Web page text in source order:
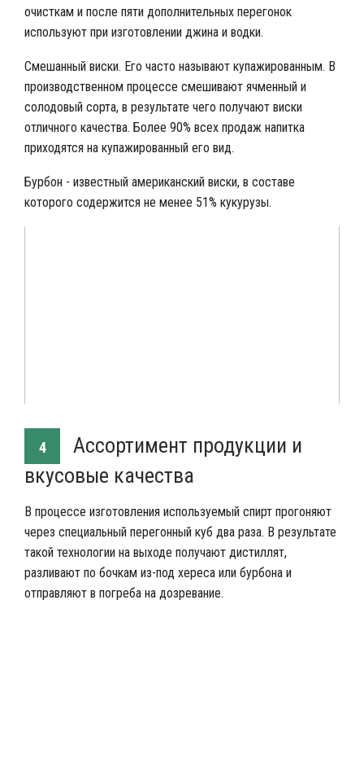
очисткам и после пяти дополнительных перегонок
используют при изготовлении джина и водки.
Смешанный виски. Его часто называют купажированным. В
производственном процессе смешивают ячменный и
солодовый сорта, в результате чего получают виски
отличного качества. Более 90% всех продаж напитка
приходятся на купажированный его вид.
Бурбон - известный американский виски, в составе
которого содержится не менее 51% кукурузы.
4
Ассортимент продукции и
вкусовые качества
В процессе изготовления используемый спирт прогоняют
через специальный перегонный куб два раза. В результате
такой технологии на выходе получают дистиллят,
разливают по бочкам из-под хереса или бурбона и
отправляют в погреба на дозревание.